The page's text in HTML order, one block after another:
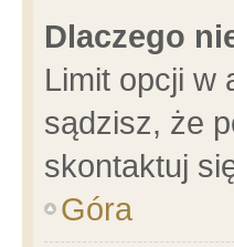
Dlaczego
Limit opcji w
sądzisz, że
skontaktuj
Góra